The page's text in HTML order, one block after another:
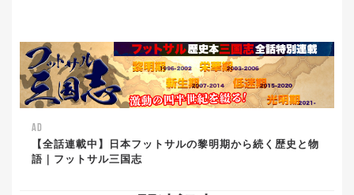
AD
【全話連載中】日本フットサルの黎明期から続く歴史と物
語｜フットサル三国志